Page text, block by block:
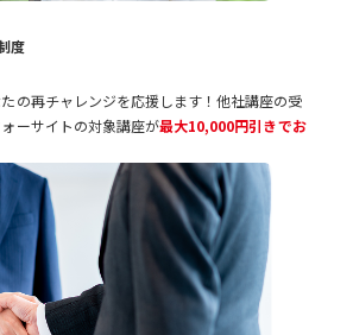
度
の再チャレンジを応援します！他社講座の受
ーサイトの対象講座が最大10,000円引きでお